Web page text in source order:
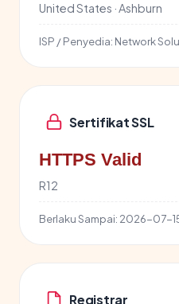
United States · Ashburn
ISP / Penyedia: Network
Sertifikat SSL
HTTPS Valid
R12
Berlaku Sampai: 2026-07-
Registrar